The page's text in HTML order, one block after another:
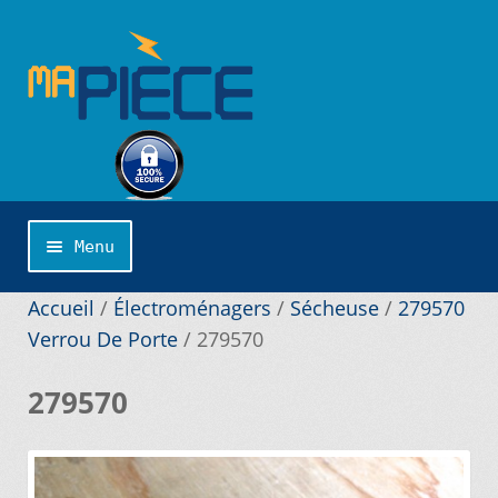
à
navigation
au
Menu
Accueil
recherche personnalisée…
Accueil / Électroménagers / Sécheuse/ 279570
Verrou De Porte/ 279570
279570